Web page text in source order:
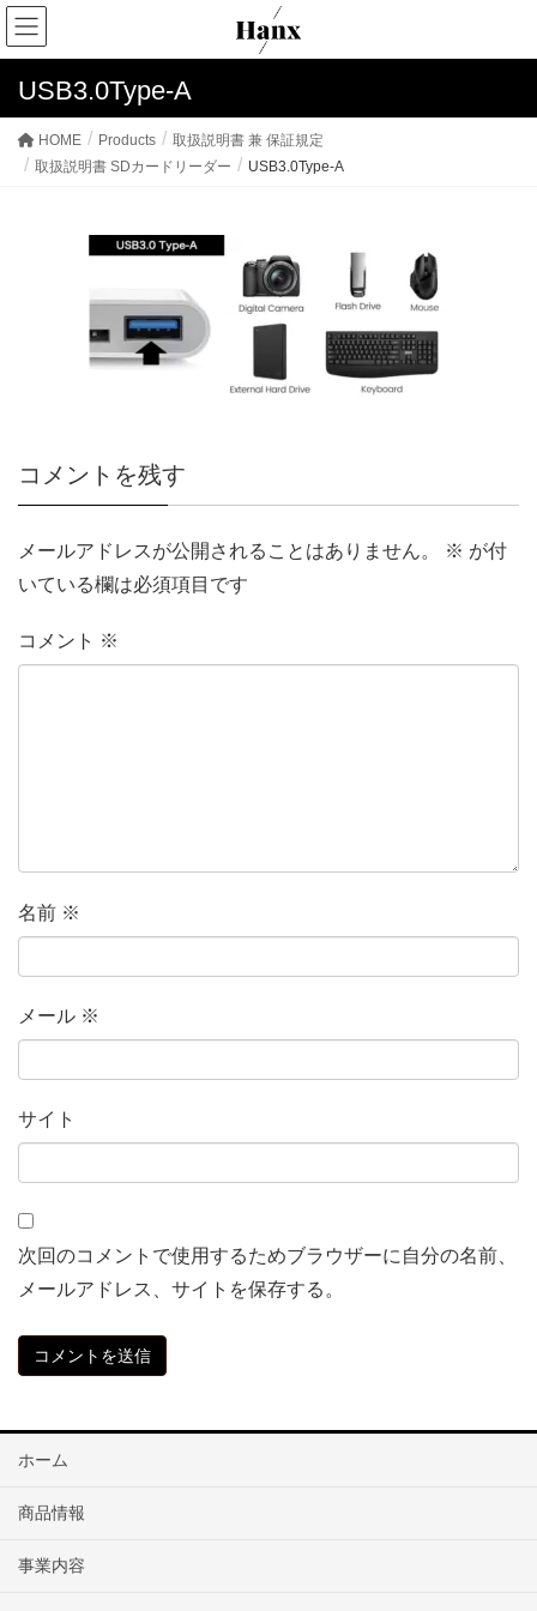
USB3.0Type-A
HOME Products
取扱説明書 兼 保証規定
取扱説明書 SDカードリーダー
USB3.0Type-A
コメントを残す
メールアドレスが公開されることはありません。 ※ が付
いている欄は必須項目です
コメント ※
名前 ※
メール ※
サイト
次回のコメントで使用するためブラウザーに自分の名前、
メールアドレス、サイトを保存する。
ホーム
商品情報
事業内容